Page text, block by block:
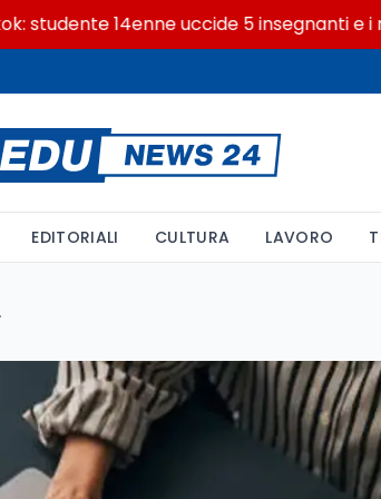
14enne uccide 5 insegnanti e i nonni
EDITORIALI CULTURA LAVORO
giugno